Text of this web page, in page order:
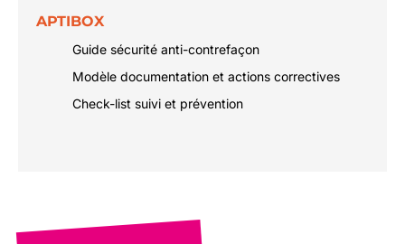
APTIBOX
Guide sécurité anti-contrefaçon
Modèle documentation et actions correctives
Check-list suivi et prévention